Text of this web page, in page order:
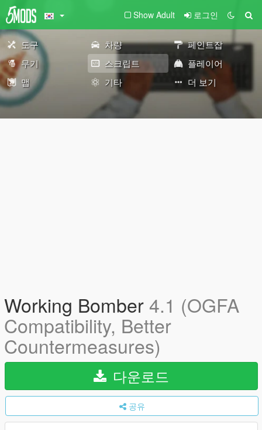
Show Adult 로그인
도구 차량
페인트잡
무기
스크립트
플레이어
맵
기타 더 보기
Working Bomber 4.1 (OGFA
Compatibility, Better
Countermeasures)
다운로드
공유